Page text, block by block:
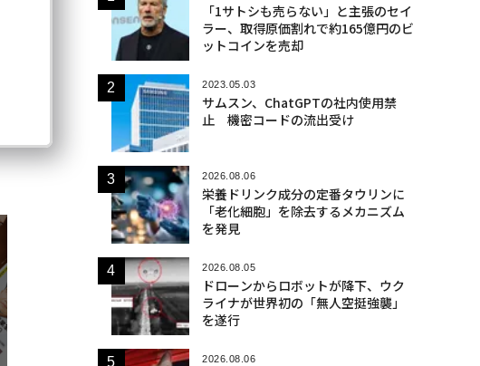
「1サトシも売らない」と主張のセイ
ラー、取得原価割れで約165億円のビ
ットコインを売却
2023.05.03
サムスン、ChatGPTの社内使用禁
止 機密コードの流出受け
2026.08.06
栄養ドリンク成分の定番タウリンに
「老化細胞」を除去するメカニズム
を発見
2026.08.05
ドローンからロボットが降下、ウク
ライナが世界初の「無人空挺強襲」
を遂行
2026.08.06